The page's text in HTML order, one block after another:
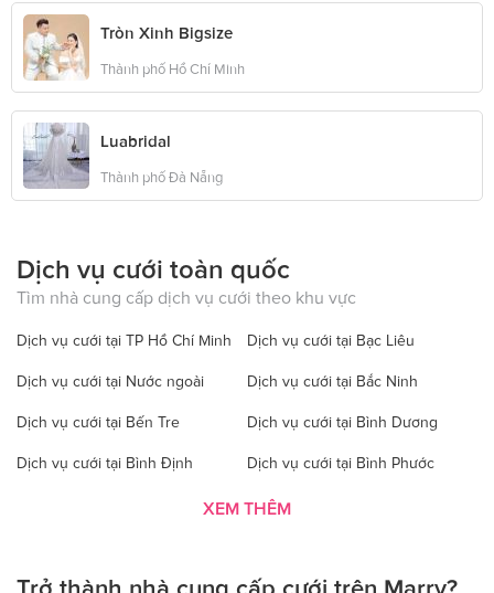
Tròn Xinh Bigsize
Thành phố Hồ Chí Minh
Luabridal
Thành phố Đà Nẵng
Dịch vụ cưới toàn quốc
Tìm nhà cung cấp dịch vụ cưới theo khu vực
Dịch vụ cưới tại TP Hồ Chí Minh Dịch vụ cưới tại Bạc Liêu
Dịch vụ cưới tại Nước ngoài Dịch vụ cưới tại Bắc Ninh
Dịch vụ cưới tại Bến Tre Dịch vụ cưới tại Bình Dương
Dịch vụ cưới tại Bình Định Dịch vụ cưới tại Bình Phước
Dịch vụ cưới tại Bình Thuận Dịch vụ cưới tại Cà Mau
Dịch vụ cưới tại Hà Nội Dịch vụ cưới tại Đăk Nông
XEM THÊM